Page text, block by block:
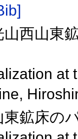
山西山東
at
東鉱床の